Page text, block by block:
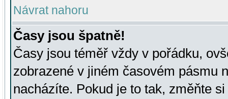
Návrat nahoru
Časy jsou špatně!
Časy jsou téměř vždy v pořádku,
zobrazené v jiném časovém pásmu
nacházíte. Pokud je to tak, změňte